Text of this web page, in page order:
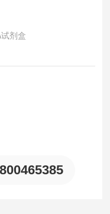
剂盒
胞培养上清等各类生物
生长因子-2(IGF-2)，且